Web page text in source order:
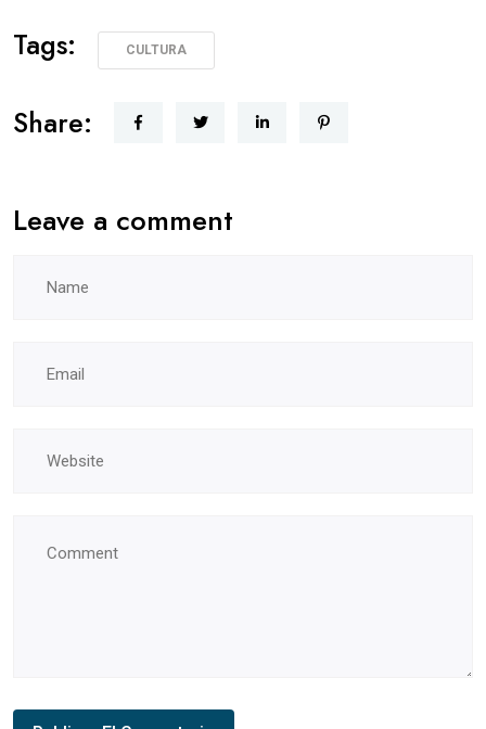
Tags: CULTURA
Share:
Leave a comment